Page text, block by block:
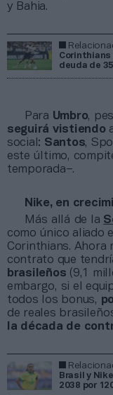
y Bahia.
Corinthians
deuda de
Para Umbro,
seguirá vistiendo
social: Santos,
este último,
temporada–.
Nike, en
Más allá de la
como único aliado
Corinthians. Ahora
contrato que
brasileños (9,1
embargo, si el
todos los bonus,
de reales
la década de
Brasil y
2038 por